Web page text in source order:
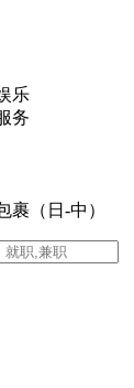
乐
务
裹（日-中）